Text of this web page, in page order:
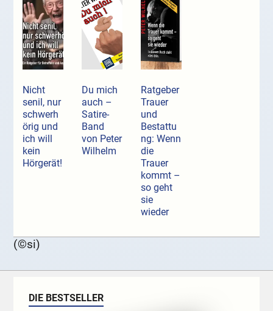
Nicht
senil, nur
schwerh
örig und
ich will
kein
Hörgerät!
Du mich
auch –
Satire-
Band
von Peter
Wilhelm
Ratgeber
Trauer
und
Bestattu
ng: Wenn
die
Trauer
kommt –
so geht
sie
wieder
(©si)
DIE BESTSELLER